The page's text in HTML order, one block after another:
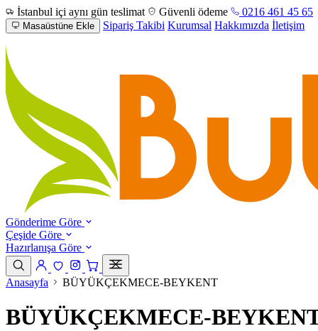
İstanbul içi aynı gün teslimat Güvenli ödeme 0216 461 45 65
Masaüstüne Ekle Sipariş Takibi Kurumsal Hakkımızda İletişim
Gönderime Göre
Çeşide Göre
Hazırlanışa Göre
Anasayfa BÜYÜKÇEKMECE-BEYKENT
BÜYÜKÇEKMECE-